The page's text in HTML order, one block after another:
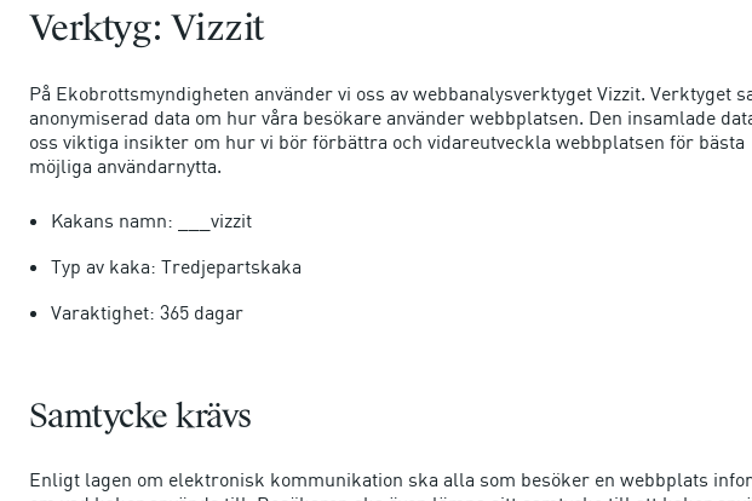
Verktyg: Vizzit
På Ekobrottsmyndigheten använder vi oss av webbanalysverktyget Vizzit. Verktyget
anonymiserad data om hur våra besökare använder webbplatsen. Den insamlade
oss viktiga insikter om hur vi bör förbättra och vidareutveckla webbplatsen för bästa
möjliga användarnytta.
Kakans namn: ___vizzit
Typ av kaka: Tredjepartskaka
Varaktighet: 365 dagar
Samtycke krävs
Enligt lagen om elektronisk kommunikation ska alla som besöker en webbplats